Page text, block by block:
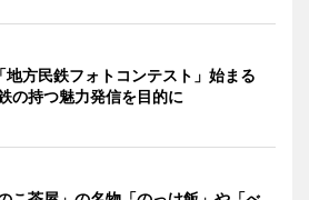
地方民鉄フォトコンテスト」始まる
の持つ魅力発信を目的に